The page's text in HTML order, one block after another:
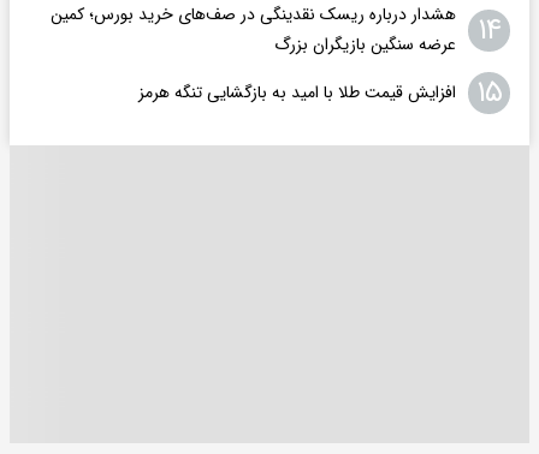
۱۴
هشدار درباره ریسک نقدینگی در صف‌های خرید بورس؛ کمین
عرضه سنگین بازیگران بزرگ
۱۵ افزایش قیمت طلا با امید به بازگشایی تنگه هرمز